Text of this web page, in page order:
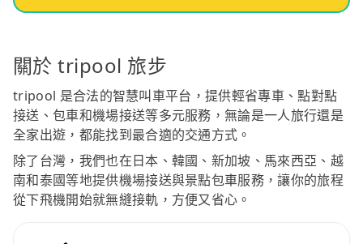
關於 tripool 旅步
tripool 是合法的智慧叫車平台，提供輕省專車、點對點
接送、包車和機場接送等多元服務，無論是一人旅行還是
全家出遊，都能找到最合適的交通方式。
除了台灣，我們也在日本、韓國、新加坡、馬來西亞、越
南和泰國等地提供機場接送與景點包車服務，讓你的旅程
從下飛機開始就無縫接軌，方便又省心。